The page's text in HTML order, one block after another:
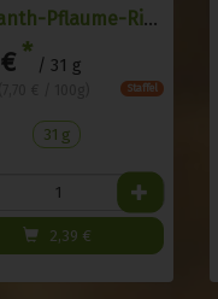
Amaranth-Pflaume-Riegel
* / 31 g
Staffel
31 g
2,39 €